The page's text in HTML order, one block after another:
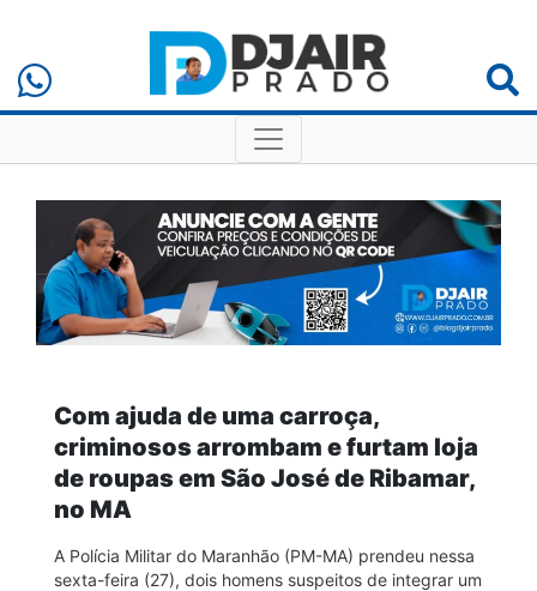
Com ajuda de uma carroça,
criminosos arrombam e furtam loja
de roupas em São José de Ribamar,
no MA
A Polícia Militar do Maranhão (PM-MA) prendeu nessa
sexta-feira (27), dois homens suspeitos de integrar um